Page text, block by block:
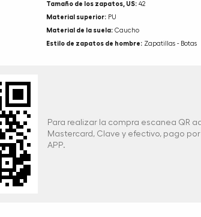
Tamaño de los zapatos, US:42
Material superior:PU
Material de la suela:Caucho
Estilo de zapatos de hombre:Zapatillas - Botas
Para realizar la compra escanea QR
Mastercard, Clave y efectivo, pago
APP.